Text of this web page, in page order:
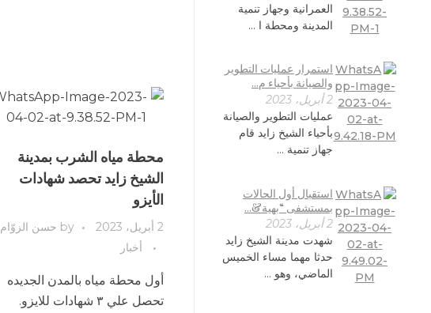
محطة مياه الشرب بمدينة
الشيخ زايد تحصد شهادات
الأيزو
2 أبريل، 2023 by حسن الزوّام
أخبار
أول محطة مياه بالمدن الجديده
تحصل علي ٣ شهادات للايزو.
العمرانية وجهاز تنمية
المدينة ومحطة ا ...
استمرار عمليات التطوير
والصيانة بأحياء م...
2 أبريل، 2023
عمليات التطوير والصيانة
بأحياء الشيخ زايد قام
جهاز تنمية ...
استقبال أول الحالات
بمستشفى “بهية&...
2 أبريل، 2023
شهدت مدينة الشيخ زايد
حدثا مهما مساء الخميس
الماضي، وهو ...